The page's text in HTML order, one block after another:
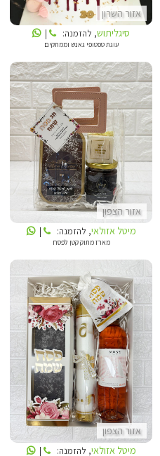
אזור השרון
סיגליתוש, להזמנה: |
עוגת טפטופי גאנש וממתקים
אזור הצפון
מיטל אזולאי
מיטל אזולאי, להזמנה: |
מארז מתוק קטן לפסח
אזור הצפון
מיטל אזולאי
מיטל אזולאי, להזמנה: |